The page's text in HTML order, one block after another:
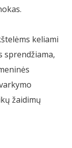
keliami
sprendžiama,
žaidimų